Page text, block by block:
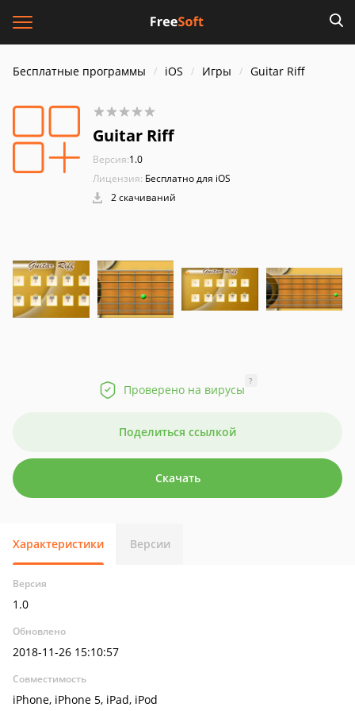
Бесплатные программы iOS Игры Guitar Riff
Guitar Riff
Версия:1.0
Лицензия: Бесплатно для iOS
2 скачиваний
Проверено на вирусы
?
Поделиться ссылкой
Скачать
Характеристики Версии
Версия
1.0
Обновлено
2018-11-26 15:10:57
Совместимость
iPhone, iPhone 5, iPad, iPod